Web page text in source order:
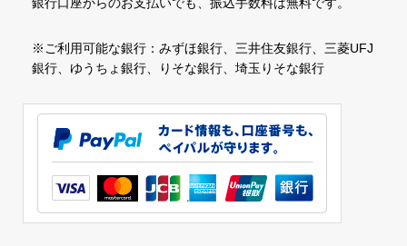
※ご利用可能な銀行：みずほ銀行、三井住友銀行、三菱UFJ
銀行、ゆうちょ銀行、りそな銀行、埼玉りそな銀行